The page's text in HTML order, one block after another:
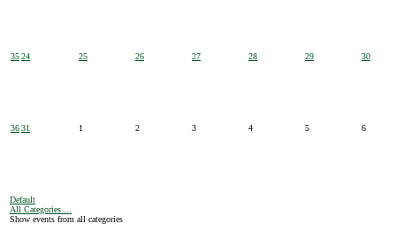
3524 25 26 27 28 29 30
3631 1 2 3 4 5 6
Default
All Categories ...
Show events from all categories